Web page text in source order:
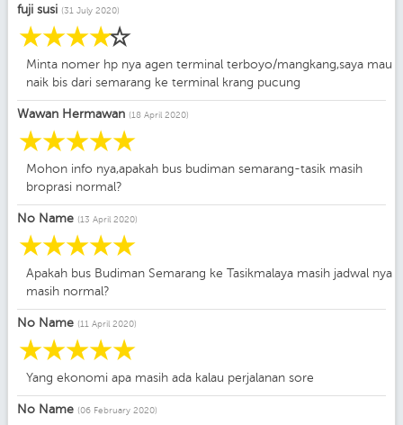
fuji susi (31 July 2020)
☆
☆
☆
☆
☆
Minta nomer hp nya agen terminal terboyo/mangkang,saya mau
naik bis dari semarang ke terminal krang pucung
Wawan Hermawan (18 April 2020)
☆
☆
☆
☆
☆
Mohon info nya,apakah bus budiman semarang-tasik masih
broprasi normal?
No Name (13 April 2020)
☆
☆
☆
☆
☆
Apakah bus Budiman Semarang ke Tasikmalaya masih jadwal nya
masih normal?
No Name (11 April 2020)
☆
☆
☆
☆
☆
Yang ekonomi apa masih ada kalau perjalanan sore
No Name (06 February 2020)